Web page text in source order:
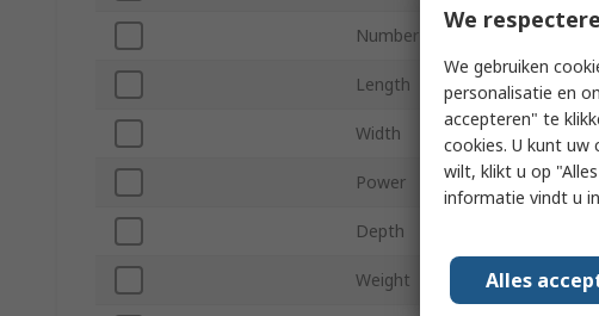
Number of Outputs
Length
Width
Power 5VA
Depth
Weight 0.42lb
We
We gebruiken
personalisatie en
accepteren" te
cookies. U kunt uw
wilt, klikt u op
informatie vindt u in
Alles